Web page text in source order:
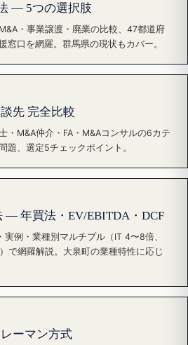
— 5つの選択肢
・事業譲渡・廃業の比較、47都道府
窓口を網羅。群馬県の現状もカバー。
先 完全比較
・M&A仲介・FA・M&Aコンサルの6カテ
題、選定5チェックポイント。
— 年買法・EV/EBITDA・DCF
例・業種別マルチプル（IT 4〜8倍、
で網羅解説。大泉町の業種特性に応じ
ーマン方式